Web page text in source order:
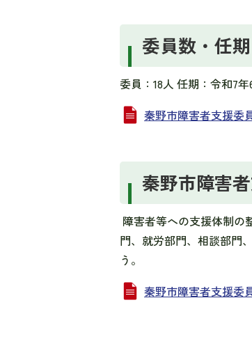
委員数・任期
委員：18人 任期：令和7
秦野市障害者支援委
秦野市障害
障害者等への支援体制の
門、就労部門、相談部門
う。
秦野市障害者支援委